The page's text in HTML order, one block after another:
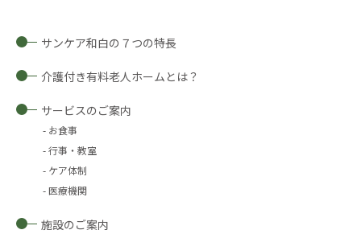
サンケア和白の７つの特長
介護付き有料老人ホームとは？
サービスのご案内
お食事
行事・教室
ケア体制
医療機関
施設のご案内